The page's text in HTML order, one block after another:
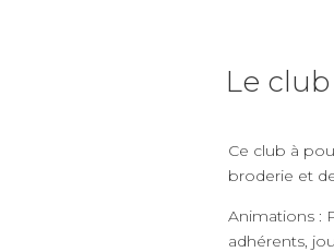
Le
Ce club à
broderie et
Animations :
adhérents,